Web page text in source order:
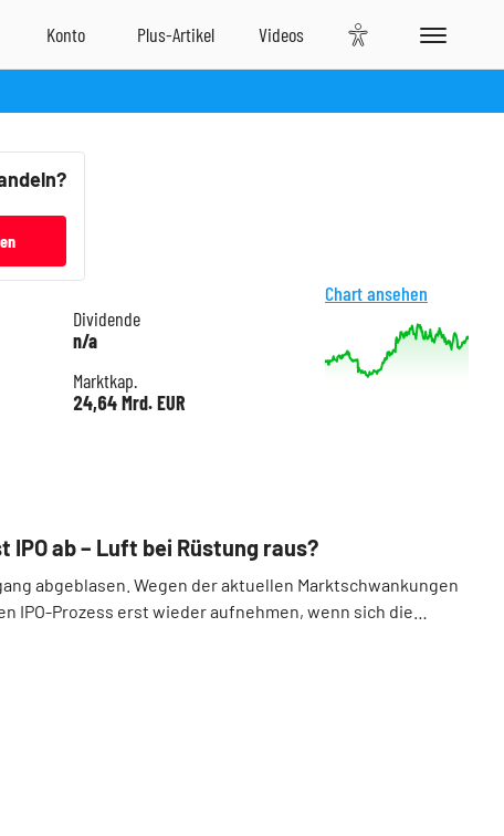
Chart ansehen
Dividende
n/a
Marktkap.
24,64 Mrd. EUR
IPO ab – Luft bei Rüstung raus?
abgeblasen. Wegen der aktuellen Marktschwankungen
IPO-Prozess erst wieder aufnehmen, wenn sich die